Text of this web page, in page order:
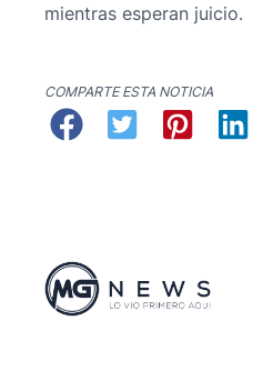
mientras esperan juicio.
COMPARTE ESTA NOTICIA